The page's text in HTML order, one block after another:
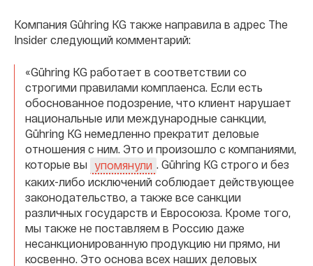
Компания Gühring KG также направила в адрес The
Insider следующий комментарий:
«Gühring KG работает в соответствии со
строгими правилами комплаенса. Если есть
обоснованное подозрение, что клиент нарушает
национальные или международные санкции,
Gühring KG немедленно прекратит деловые
отношения с ним. Это и произошло с компаниями,
которые вы
упомянули . Gühring KG строго и без
каких-либо исключений соблюдает действующее
законодательство, а также все санкции
различных государств и Евросоюза. Кроме того,
мы также не поставляем в Россию даже
несанкционированную продукцию ни прямо, ни
косвенно. Это основа всех наших деловых